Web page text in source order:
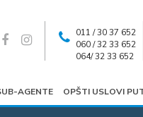
011 / 30 37 652
060 / 32 33 652
064/ 32 33 652
AGENTE OPŠTI USLOVI